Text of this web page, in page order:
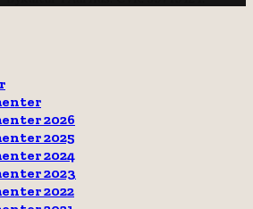
2026
2025
2024
2023
2022